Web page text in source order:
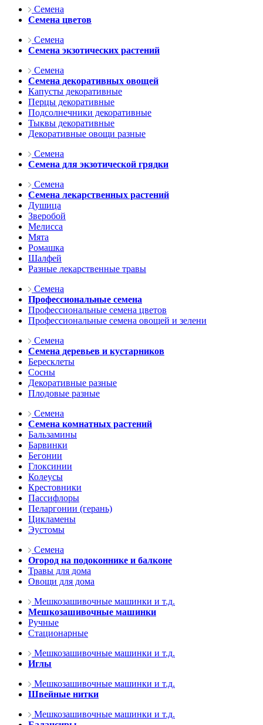
Семена
Семена цветов
Семена
Семена экзотических растений
Семена
Семена декоративных овощей
Капусты декоративные
Перцы декоративные
Подсолнечники декоративные
Тыквы декоративные
Декоративные овощи разные
Семена
Семена для экзотической грядки
Семена
Семена лекарственных растений
Душица
Зверобой
Мелисса
Мята
Ромашка
Шалфей
Разные лекарственные травы
Семена
Профессиональные семена
Профессиональные семена цветов
Профессиональные семена овощей и зелени
Семена
Семена деревьев и кустарников
Бересклеты
Сосны
Декоративные разные
Плодовые разные
Семена
Семена комнатных растений
Бальзамины
Барвинки
Бегонии
Глоксинии
Колеусы
Крестовники
Пассифлоры
Пеларгонии (герань)
Цикламены
Эустомы
Семена
Огород на подоконнике и балконе
Травы для дома
Овощи для дома
Мешкозашивочные машинки и т.д.
Мешкозашивочные машинки
Ручные
Стационарные
Мешкозашивочные машинки и т.д.
Иглы
Мешкозашивочные машинки и т.д.
Швейные нитки
Мешкозашивочные машинки и т.д.